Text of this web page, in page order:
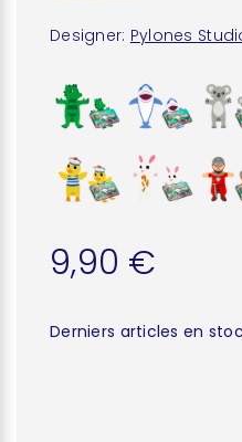
Designer: Pylones
9,90 €
Derniers articles en